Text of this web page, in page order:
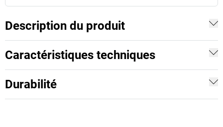
Description du produit
Caractéristiques techniques
Durabilité